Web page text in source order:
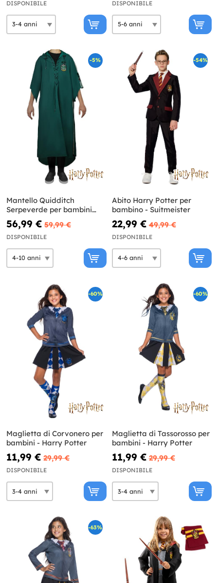
DISPONIBILE DISPONIBILE
-5%
Mantello Quidditch
Serpeverde per bambini
(replica ufficiale per
collezionisti) - Harry Potter
56,99 € 59,99 €
DISPONIBILE
-54%
Abito Harry Potter per
bambino - Suitmeister
22,99 € 49,99 €
DISPONIBILE
-60%
Maglietta di Corvonero per
bambini - Harry Potter
11,99 € 29,99 €
DISPONIBILE
-60%
Maglietta di Tassorosso per
bambini - Harry Potter
11,99 € 29,99 €
DISPONIBILE
-63%